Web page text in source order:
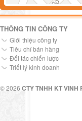
THÔNG TIN CÔNG TY
Giới thiệu công ty
Tiêu chí bán hàng
Đối tác chiến lược
Triết lý kinh doanh
© 2026 CTY TNHH KT VINH